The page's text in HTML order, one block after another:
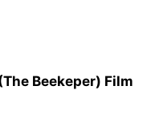
Beekeper) Film